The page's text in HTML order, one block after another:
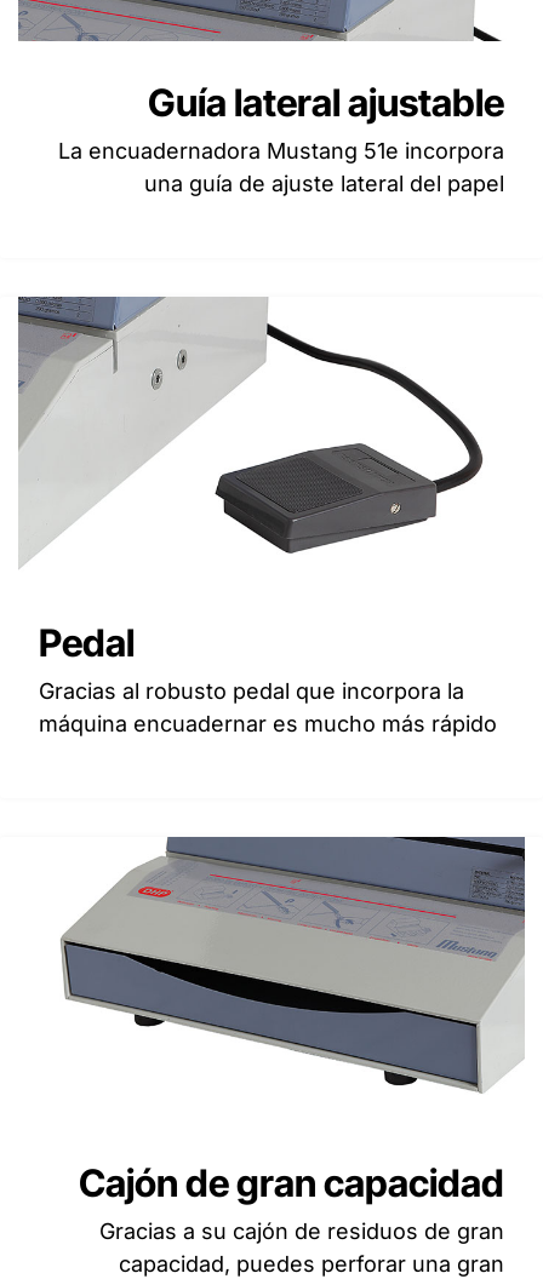
Guía lateral ajustable
La encuadernadora Mustang 51e incorpora
una guía de ajuste lateral del papel
Pedal
Gracias al robusto pedal que incorpora la
máquina encuadernar es mucho más rápido
Cajón de gran capacidad
Gracias a su cajón de residuos de gran
capacidad, puedes perforar una gran